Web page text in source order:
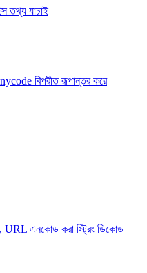
তথ্য যাচাই
বিপরীত রূপান্তর করে
এনকোড করা স্ট্রিং ডিকোড